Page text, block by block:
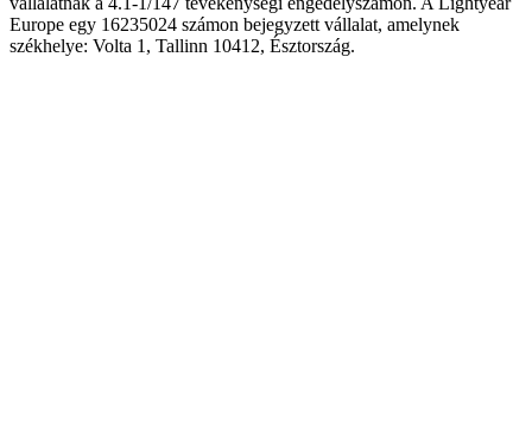
Europe egy 16235024 számon bejegyzett vállalat, amelynek
székhelye: Volta 1, Tallinn 10412, Észtország.